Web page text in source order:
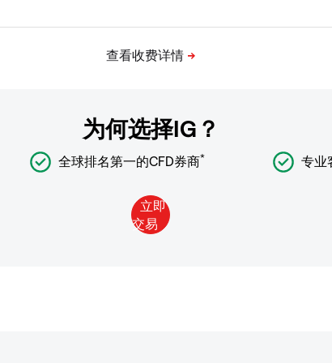
为何选择IG？
全球排名第一的CFD券商* 专业